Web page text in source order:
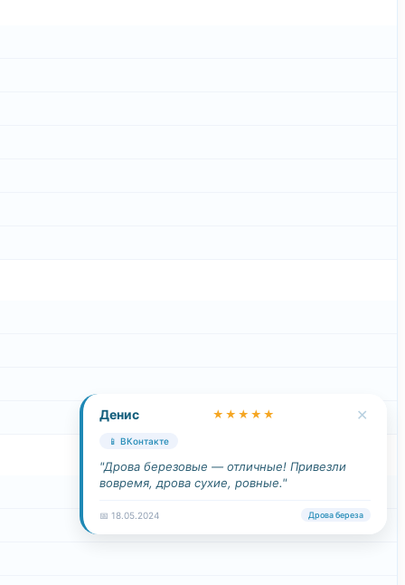
Денис ★★★★★ ✕
📱 ВКонтакте
"Дрова березовые — отличные! Привезли
вовремя, дрова сухие, ровные."
📅 18.05.2024 Дрова береза